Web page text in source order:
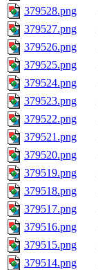
379528.png
379527.png
379526.png
379525.png
379524.png
379523.png
379522.png
379521.png
379520.png
379519.png
379518.png
379517.png
379516.png
379515.png
379514.png